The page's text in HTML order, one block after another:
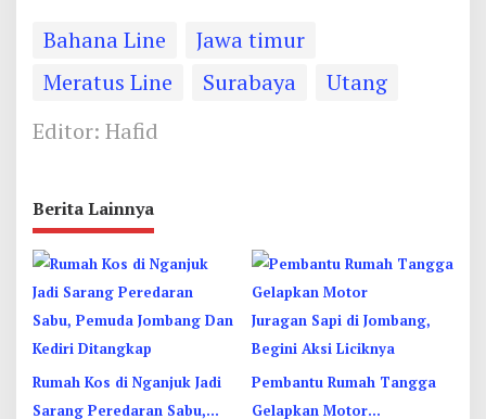
Bahana Line
Jawa timur
Meratus Line
Surabaya
Utang
Editor: Hafid
Berita Lainnya
Rumah Kos di Nganjuk Jadi
Sarang Peredaran Sabu,
Pembantu Rumah Tangga
Gelapkan Motor